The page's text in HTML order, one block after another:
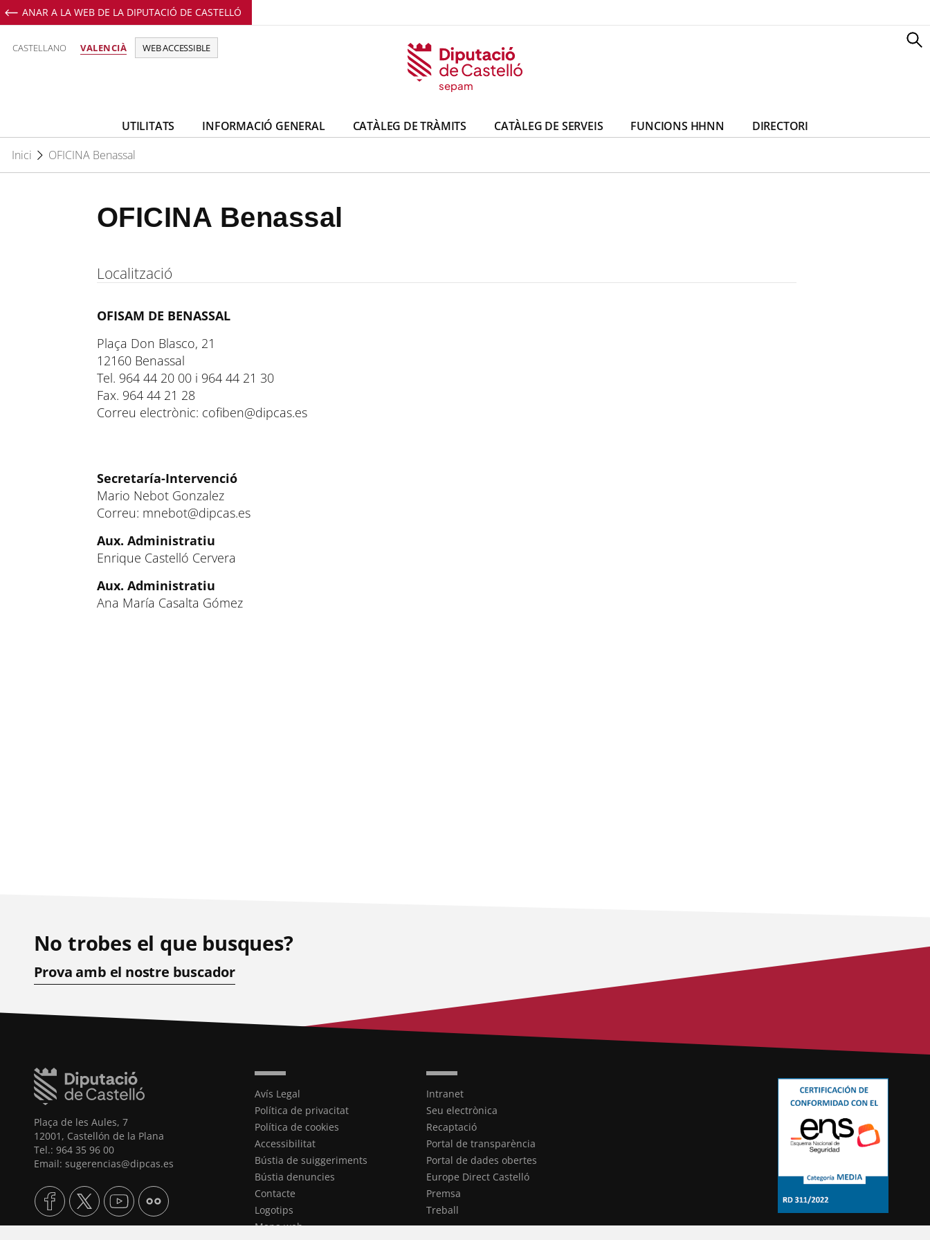
ANAR A LA WEB DE LA DIPUTACIÓ DE CASTELLÓ
CASTELLANO VALENCIÀ WEB ACCESSIBLE
sepam
UTILITATS INFORMACIÓ GENERAL CATÀLEG DE TRÀMITS CATÀLEG DE SERVEIS FUNCIONS HHNN
DIRECTORI
Inici
OFICINA Benassal
OFICINA Benassal
Localització
OFISAM DE BENASSAL
Plaça Don Blasco, 21
12160 Benassal
Tel. 964 44 20 00 i 964 44 21 30
Fax. 964 44 21 28
Correu electrònic: cofiben@dipcas.es
Secretaría-Intervenció
Mario Nebot Gonzalez
Correu: mnebot@dipcas.es
Aux. Administratiu
Enrique Castelló Cervera
Aux. Administratiu
Ana María Casalta Gómez
No trobes el que busques?
Prova amb el nostre buscador
Plaça de les Aules, 7
12001, Castellón de la Plana
Tel.: 964 35 96 00
Email: sugerencias@dipcas.es
Avís Legal
Política de privacitat
Política de cookies
Accessibilitat
Bústia de suiggeriments
Bústia denuncies
Contacte
Logotips
Mapa web
Intranet
Seu electrònica
Recaptació
Portal de transparència
Portal de dades obertes
Europe Direct Castelló
Premsa
Treball